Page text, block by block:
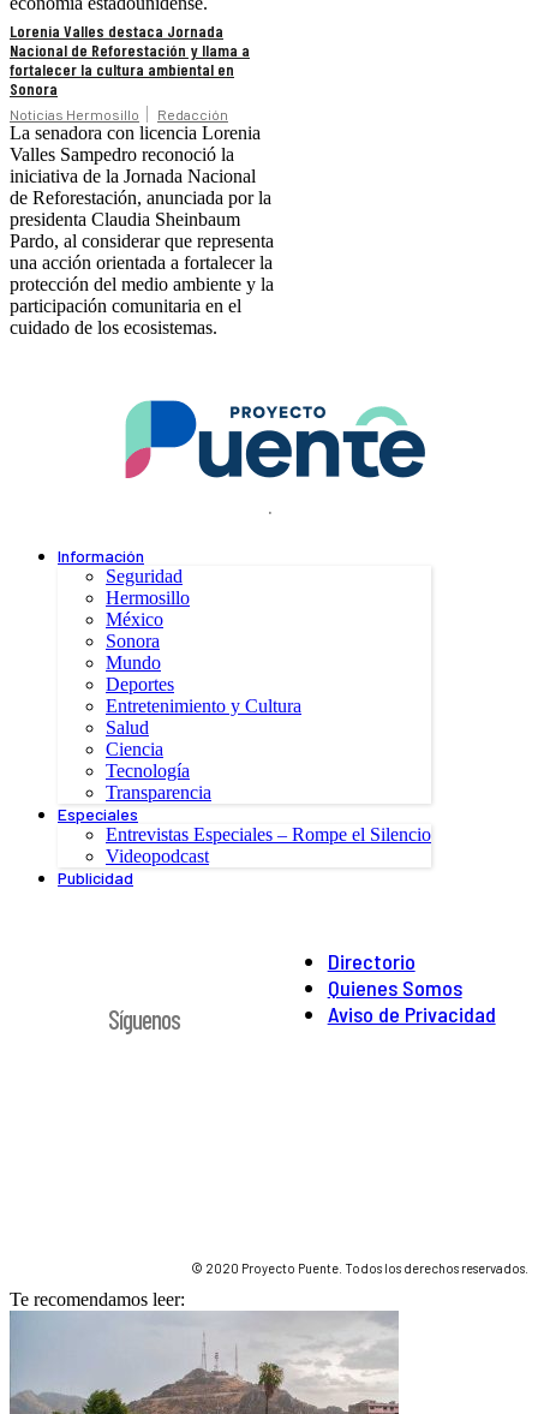
Lorenia Valles destaca Jornada
Nacional de Reforestación y llama a
fortalecer la cultura ambiental en
Sonora
Noticias Hermosillo Redacción
La senadora con licencia Lorenia
Valles Sampedro reconoció la
iniciativa de la Jornada Nacional
de Reforestación, anunciada por la
presidenta Claudia Sheinbaum
Pardo, al considerar que representa
una acción orientada a fortalecer la
protección del medio ambiente y la
participación comunitaria en el
cuidado de los ecosistemas.
.
Información
Seguridad
Hermosillo
México
Sonora
Mundo
Deportes
Entretenimiento y Cultura
Salud
Ciencia
Tecnología
Transparencia
Especiales
Entrevistas Especiales – Rompe el Silencio
Videopodcast
Publicidad
Directorio
Quienes Somos
Aviso de Privacidad
Síguenos
© 2020 Proyecto Puente. Todos los derechos reservados.
Te recomendamos leer: